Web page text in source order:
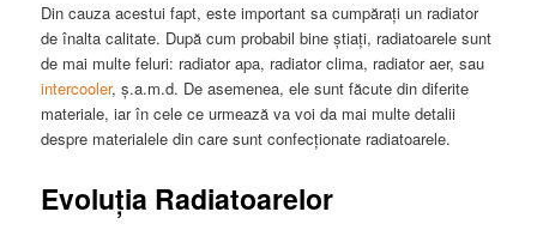
Din cauza acestui fapt, este important sa cumpărați un radiator
de înalta calitate. După cum probabil bine știați, radiatoarele sunt
de mai multe feluri: radiator apa, radiator clima, radiator aer, sau
intercooler, ș.a.m.d. De asemenea, ele sunt făcute din diferite
materiale, iar în cele ce urmează va voi da mai multe detalii
despre materialele din care sunt confecționate radiatoarele.
Evoluția Radiatoarelor